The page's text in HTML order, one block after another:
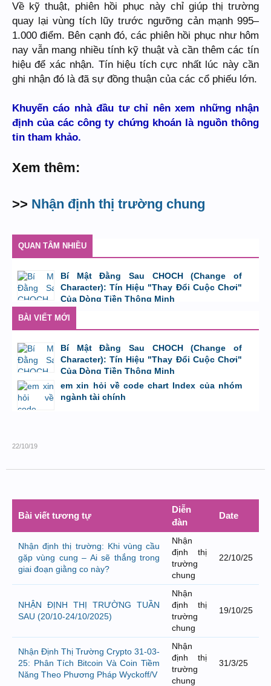
Về kỹ thuật, phiên hồi phục này chỉ giúp thị trường
quay lại vùng tích lũy trước ngưỡng cản mạnh 995–
1.000 điểm. Bên cạnh đó, các phiên hồi phục như hôm
nay vẫn mang nhiều tính kỹ thuật và cần thêm các tín
hiệu để xác nhận. Tín hiệu tích cực nhất lúc này cần
ghi nhận đó là đã sự đồng thuận của các cổ phiếu lớn.
Khuyến cáo nhà đầu tư chỉ nên xem những nhận
định của các công ty chứng khoán là nguồn thông
tin tham khảo.
Xem thêm:
>> Nhận định thị trường chung
QUAN TÂM NHIỀU
Bí Mật Đằng Sau CHOCH (Change of
Character): Tín Hiệu "Thay Đổi Cuộc Chơi"
Của Dòng Tiền Thông Minh
BÀI VIẾT MỚI
Bí Mật Đằng Sau CHOCH (Change of
Character): Tín Hiệu "Thay Đổi Cuộc Chơi"
Của Dòng Tiền Thông Minh
bởi 8/8/26 lúc 11:11
em xin hỏi về code chart Index của nhóm
ngành tài chính
22/10/19
Bài viết tương tự
Diễn
đàn
Date
Nhận định thị trường: Khi vùng cầu
gặp vùng cung – Ai sẽ thắng trong
giai đoạn giằng co này?
Nhận
định thị
trường
chung
22/10/25
NHẬN ĐỊNH THỊ TRƯỜNG TUẦN
SAU (20/10-24/10/2025)
Nhận
định thị
trường
chung
19/10/25
Nhận Định Thị Trường Crypto 31-03-
25: Phân Tích Bitcoin Và Coin Tiềm
Năng Theo Phương Pháp Wyckoff/V
Nhận
định thị
trường
chung
31/3/25